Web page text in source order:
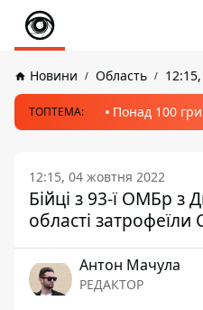
Новини Область
ТОПТЕМА: Понад 100
12:15, 04 жовтня 2022
Бійці з 93-ї ОМБр з
області затрофеїли
Антон Мачула
РЕДАКТОР